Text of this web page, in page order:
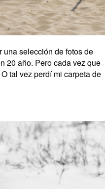
selección de fotos de
20 año. Pero cada vez que
tal vez perdí mi carpeta de